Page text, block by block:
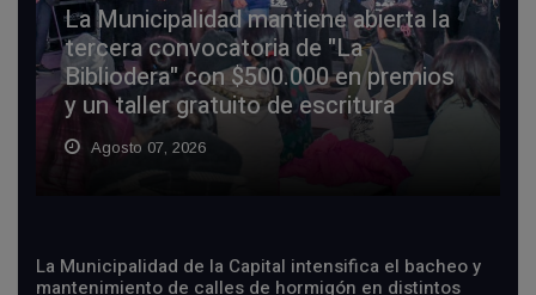
La Municipalidad mantiene abierta la
tercera convocatoria de "La
Bibliodera" con $500.000 en premios
y un taller gratuito de escritura
Agosto 07, 2026
La Municipalidad de la Capital intensifica el bacheo y
mantenimiento de calles de hormigón en distintos